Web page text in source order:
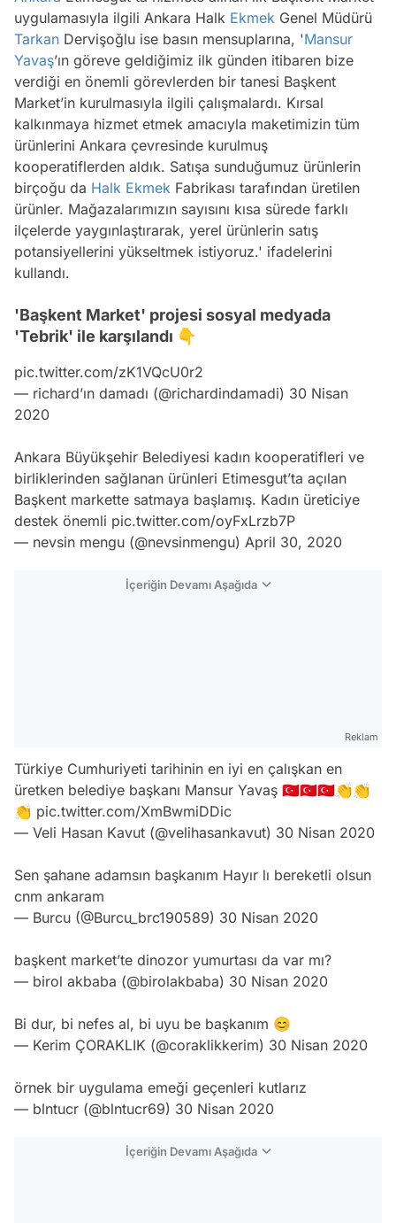
uygulamasıyla ilgili Ankara Halk Ekmek Genel Müdürü
Tarkan Dervişoğlu ise basın mensuplarına, 'Mansur
Yavaş’ın göreve geldiğimiz ilk günden itibaren bize
verdiği en önemli görevlerden bir tanesi Başkent
Market’in kurulmasıyla ilgili çalışmalardı. Kırsal
kalkınmaya hizmet etmek amacıyla maketimizin tüm
ürünlerini Ankara çevresinde kurulmuş
kooperatiflerden aldık. Satışa sunduğumuz ürünlerin
birçoğu da Halk Ekmek Fabrikası tarafından üretilen
ürünler. Mağazalarımızın sayısını kısa sürede farklı
ilçelerde yaygınlaştırarak, yerel ürünlerin satış
potansiyellerini yükseltmek istiyoruz.' ifadelerini
kullandı.
'Başkent Market' projesi sosyal medyada
'Tebrik' ile karşılandı 👇
pic.twitter.com/zK1VQcU0r2
— richard’ın damadı (@richardindamadi) 30 Nisan
2020
Ankara Büyükşehir Belediyesi kadın kooperatifleri ve
birliklerinden sağlanan ürünleri Etimesgut’ta açılan
Başkent markette satmaya başlamış. Kadın üreticiye
destek önemli pic.twitter.com/oyFxLrzb7P
— nevsin mengu (@nevsinmengu) April 30, 2020
İçeriğin Devamı Aşağıda
Reklam
Türkiye Cumhuriyeti tarihinin en iyi en çalışkan en
üretken belediye başkanı Mansur Yavaş 🇹🇷🇹🇷🇹🇷👏👏
👏 pic.twitter.com/XmBwmiDDic
— Veli Hasan Kavut (@velihasankavut) 30 Nisan 2020
Sen şahane adamsın başkanım Hayır lı bereketli olsun
cnm ankaram
— Burcu (@Burcu_brc190589) 30 Nisan 2020
başkent market’te dinozor yumurtası da var mı?
— birol akbaba (@birolakbaba) 30 Nisan 2020
Bi dur, bi nefes al, bi uyu be başkanım 😊
— Kerim ÇORAKLIK (@coraklikkerim) 30 Nisan 2020
örnek bir uygulama emeği geçenleri kutlarız
— blntucr (@blntucr69) 30 Nisan 2020
İçeriğin Devamı Aşağıda